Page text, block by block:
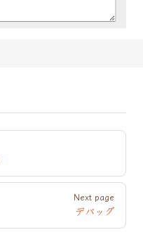
Next page
デバッグ